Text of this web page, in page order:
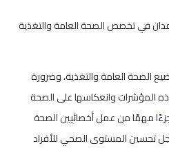
في تخصص الصحة العامة والتغذية
الصحة العامة والتغذية، وضرورة
المؤشرات وانعكاسها على الصحة
مهمًا من عمل أخصائيين الصحة
تحسين المستوى الصحي للأفراد